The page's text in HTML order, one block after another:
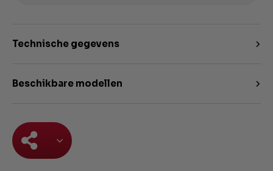
Technische gegevens
Beschikbare modellen